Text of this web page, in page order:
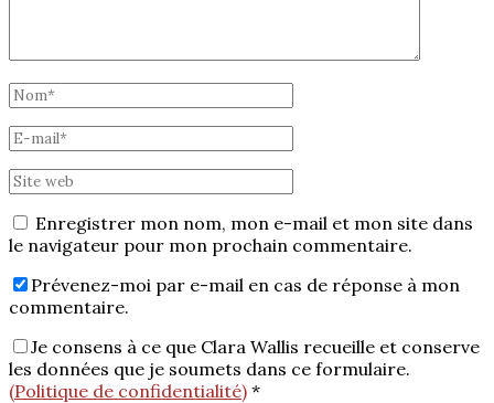
Enregistrer mon nom, mon e-mail et mon site dans
le navigateur pour mon prochain commentaire.
Prévenez-moi par e-mail en cas de réponse à mon
commentaire.
Je consens à ce que Clara Wallis recueille et conserve
les données que je soumets dans ce formulaire.
(Politique de confidentialité) *